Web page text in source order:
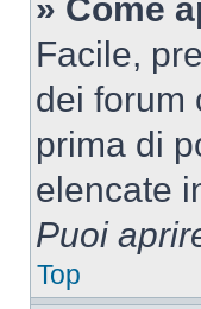
» Come
Facile,
dei forum
prima di
elencate
Puoi
Top